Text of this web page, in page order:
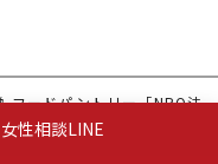
ードパントリー「NPO法
Reserved.
性相談LINE